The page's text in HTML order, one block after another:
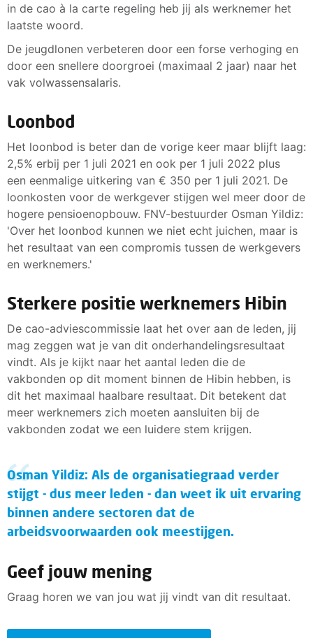
in de cao à la carte regeling heb jij als werknemer het
laatste woord.
De jeugdlonen verbeteren door een forse verhoging en
door een snellere doorgroei (maximaal 2 jaar) naar het
vak volwassensalaris.
Loonbod
Het loonbod is beter dan de vorige keer maar blijft laag:
2,5% erbij per 1 juli 2021 en ook per 1 juli 2022 plus
een eenmalige uitkering van € 350 per 1 juli 2021. De
loonkosten voor de werkgever stijgen wel meer door de
hogere pensioenopbouw. FNV-bestuurder Osman Yildiz:
'Over het loonbod kunnen we niet echt juichen, maar is
het resultaat van een compromis tussen de werkgevers
en werknemers.'
Sterkere positie werknemers Hibin
De cao-adviescommissie laat het over aan de leden, jij
mag zeggen wat je van dit onderhandelingsresultaat
vindt. Als je kijkt naar het aantal leden die de
vakbonden op dit moment binnen de Hibin hebben, is
dit het maximaal haalbare resultaat. Dit betekent dat
meer werknemers zich moeten aansluiten bij de
vakbonden zodat we een luidere stem krijgen.
Osman Yildiz: Als de organisatiegraad verder
stijgt - dus meer leden - dan weet ik uit ervaring
binnen andere sectoren dat de
arbeidsvoorwaarden ook meestijgen.
Geef jouw mening
Graag horen we van jou wat jij vindt van dit resultaat.